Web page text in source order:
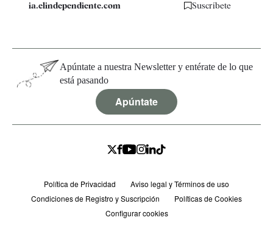
ia.elindependiente.com Suscríbete
Apúntate a nuestra Newsletter y entérate de lo que
está pasando
Apúntate
Política de Privacidad
Aviso legal y Términos de uso
Condiciones de Registro y Suscripción
Políticas de Cookies
Configurar cookies